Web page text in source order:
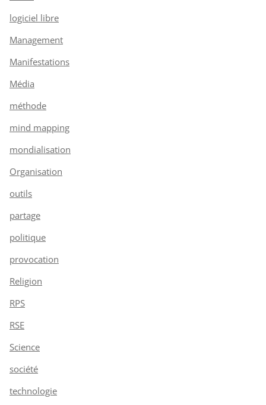
logiciel libre
Management
Manifestations
Média
méthode
mind mapping
mondialisation
Organisation
outils
partage
politique
provocation
Religion
RPS
RSE
Science
société
technologie